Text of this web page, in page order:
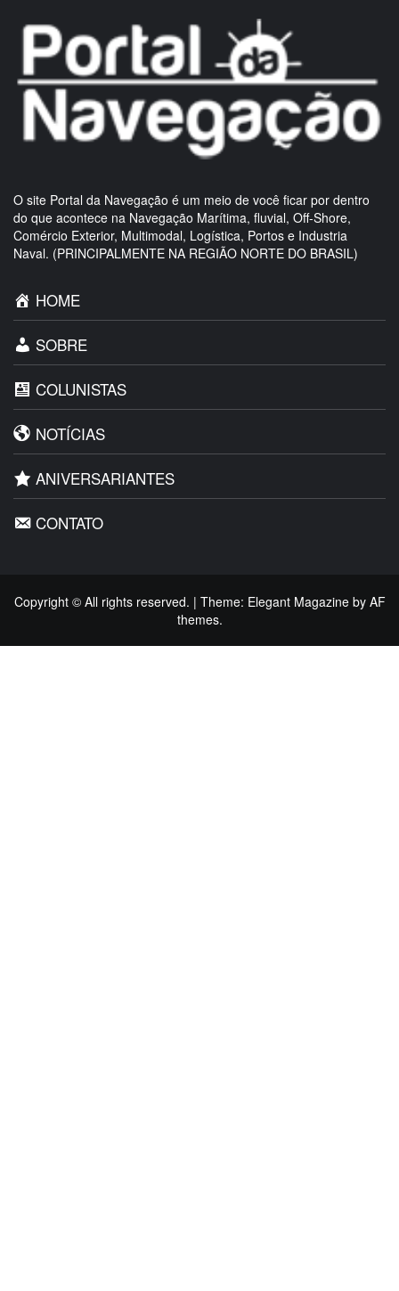
O site Portal da Navegação é um meio de você ficar por dentro
do que acontece na Navegação Marítima, fluvial, Off-Shore,
Comércio Exterior, Multimodal, Logística, Portos e Industria
Naval. (PRINCIPALMENTE NA REGIÃO NORTE DO BRASIL)
HOME
SOBRE
COLUNISTAS
NOTÍCIAS
ANIVERSARIANTES
CONTATO
Copyright © All rights reserved. | Theme: Elegant Magazineby AF
themes.